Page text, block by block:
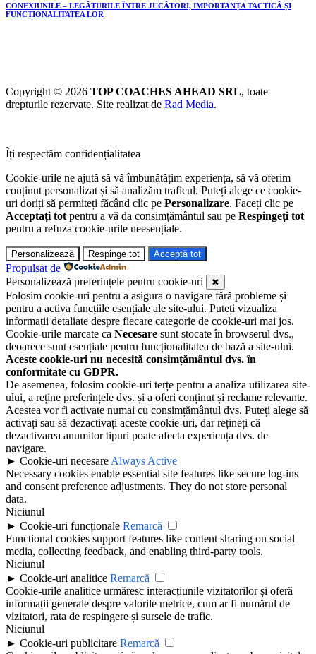
CONEXIUNILE – LEGĂTURILE ÎNTRE JUCĂTORI, IMPORTANȚA TACTICĂ ȘI
FUNCȚIONALITATEA LOR
Copyright © 2026 TOP COACHES AHEAD SRL, toate
drepturile rezervate. Site realizat de Rad Media.
Îți respectăm confidențialitatea
Cookie-urile ne ajută să vă îmbunătățim experiența, să vă oferim
conținut personalizat și să analizăm traficul. Puteți alege ce cookie-
uri doriți să permiteți făcând clic pe Personalizare. Faceți clic pe
Acceptați tot pentru a vă da consimțământul sau pe Respingeți tot
pentru a refuza cookie-urile neesențiale.
Personalizează Respinge tot Acceptă tot
Propulsat de
Personalizează preferințele pentru cookie-uri
✖
Folosim cookie-uri pentru a asigura o navigare fără probleme și
pentru a activa funcțiile esențiale ale site-ului. Puteți vizualiza
informații detaliate despre fiecare categorie de cookie-uri mai jos.
Cookie-urile marcate ca Necesare sunt stocate în browserul dvs.,
deoarece sunt esențiale pentru funcționalitatea de bază a site-ului.
Aceste cookie-uri nu necesită consimțământul dvs. în
conformitate cu GDPR.
De asemenea, folosim cookie-uri terțe pentru a analiza utilizarea site-
ului, a reține preferințele dvs. și a oferi conținut și reclame relevante.
Acestea vor fi activate numai cu consimțământul dvs. Puteți alege să
activați sau să dezactivați aceste cookie-uri, dar rețineți că
dezactivarea anumitor tipuri poate afecta experiența dvs. de
navigare.
► Cookie-uri necesare Always Active
Necessary cookies enable essential site features like secure log-ins
and consent preference adjustments. They do not store personal
data.
Niciunul
► Cookie-uri funcționale Remarcă
Functional cookies support features like content sharing on social
media, collecting feedback, and enabling third-party tools.
Niciunul
► Cookie-uri analitice Remarcă
Cookie-urile analitice urmăresc interacțiunile vizitatorilor și oferă
informații generale despre valorile metrice, cum ar fi numărul de
vizitatori, rata de respingere și sursele de trafic.
Niciunul
► Cookie-uri publicitare Remarcă